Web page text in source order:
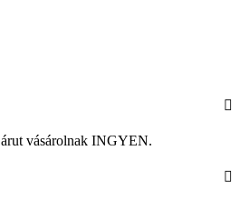
árut vásárolnak INGYEN.